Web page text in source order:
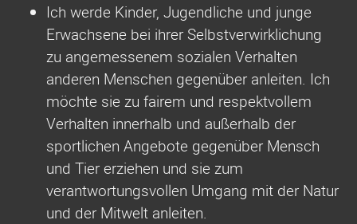
Ich werde Kinder, Jugendliche und junge
Erwachsene bei ihrer Selbstverwirklichung
zu angemessenem sozialen Verhalten
anderen Menschen gegenüber anleiten. Ich
möchte sie zu fairem und respektvollem
Verhalten innerhalb und außerhalb der
sportlichen Angebote gegenüber Mensch
und Tier erziehen und sie zum
verantwortungsvollen Umgang mit der Natur
und der Mitwelt anleiten.